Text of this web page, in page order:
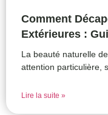
Comment
Extérieures :
La beauté naturelle
attention particulière,
Lire la suite »